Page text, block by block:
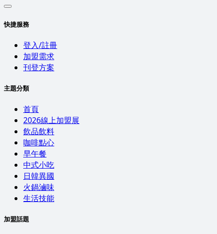
快捷服務
登入/註冊
加盟需求
刊登方案
主題分類
首頁
2026線上加盟展
飲品飲料
咖啡點心
早午餐
中式小吃
日韓異國
火鍋滷味
生活技能
加盟話題